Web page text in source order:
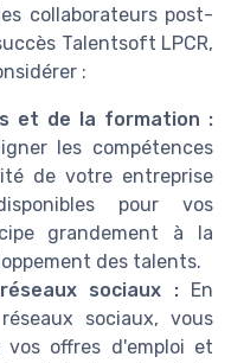
collaborateurs post-
Talentsoft LPCR,
:
et de la formation :
les compétences
de votre entreprise
pour vos
grandement à la
des talents.
sociaux :En
sociaux, vous
offres d'emploi et